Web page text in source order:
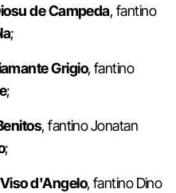
de Campeda, fantino
;
Grigio, fantino
;
, fantino Jonatan
;
Viso d'Angelo, fantino Dino